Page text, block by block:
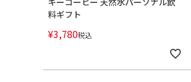
料ギフト
¥3,780税込